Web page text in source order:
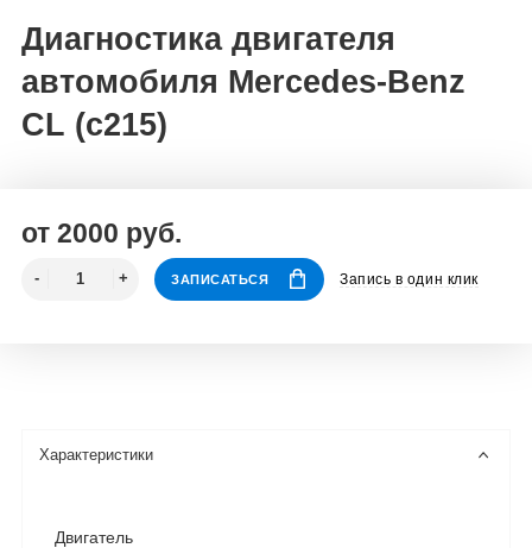
Диагностика двигателя
автомобиля Mercedes-Benz
CL (c215)
от 2000 руб.
ЗАПИСАТЬСЯ Запись в один клик
Характеристики
Двигатель